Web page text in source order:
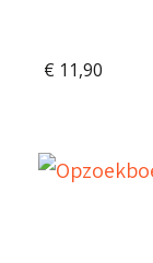
€ 11,90